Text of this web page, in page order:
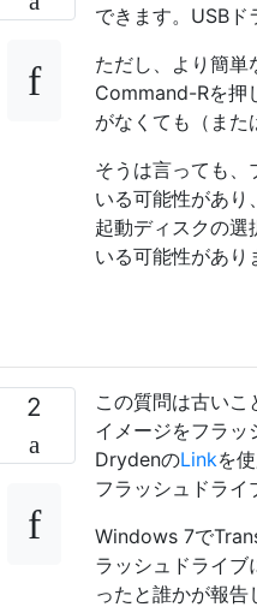
できます。USBド
ただし、より簡単
Command-Rを押
がなくても（また
そうは言っても、
いる可能性があり
起動ディスクの選
いる可能性があり
2
この質問は古い
イメージをフラ
DrydenのLinkを
フラッシュドライ
Windows 7で
ラッシュドライブ
ったと誰かが報